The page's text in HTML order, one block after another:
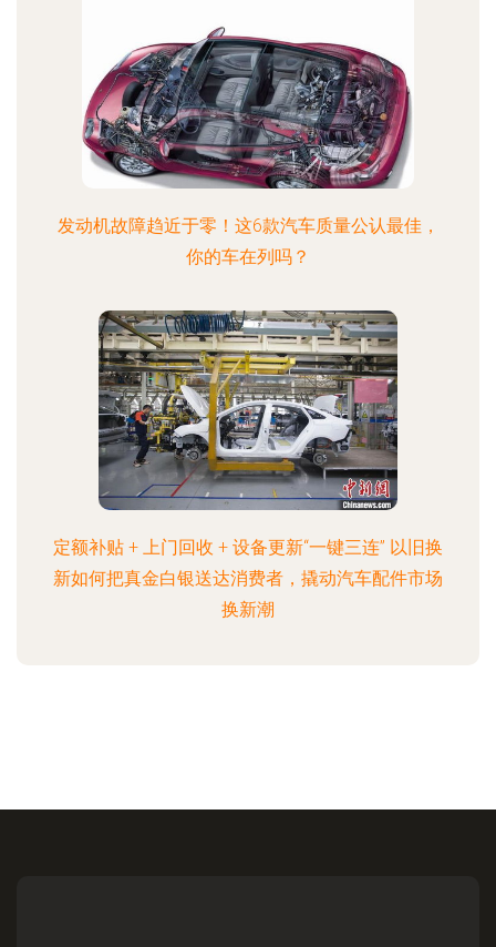
发动机故障趋近于零！这6款汽车质量公认最佳，
你的车在列吗？
定额补贴 + 上门回收 + 设备更新“一键三连” 以旧换
新如何把真金白银送达消费者，撬动汽车配件市场
换新潮